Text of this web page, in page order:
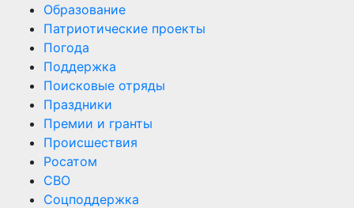
Образование
Патриотические проекты
Погода
Поддержка
Поисковые отряды
Праздники
Премии и гранты
Происшествия
Росатом
СВО
Соцподдержка